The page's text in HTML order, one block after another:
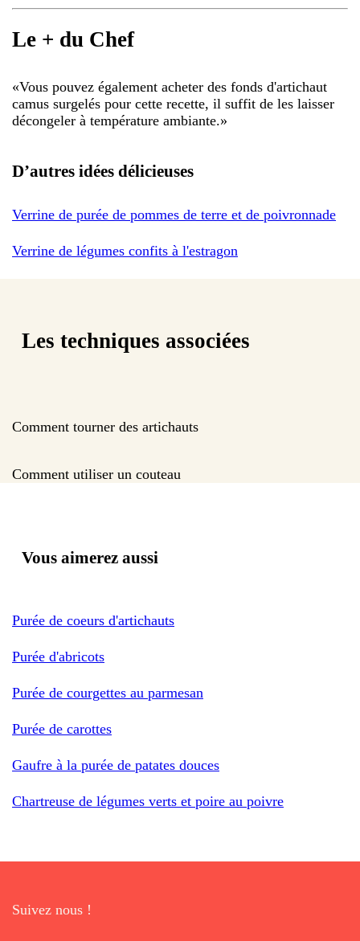
Le + du Chef
«Vous pouvez également acheter des fonds d'artichaut
camus surgelés pour cette recette, il suffit de les laisser
décongeler à température ambiante.»
D’autres idées délicieuses
Verrine de purée de pommes de terre et de poivronnade
Verrine de légumes confits à l'estragon
Les techniques associées
Comment tourner des artichauts
Comment utiliser un couteau
Vous aimerez aussi
Purée de coeurs d'artichauts
Purée d'abricots
Purée de courgettes au parmesan
Purée de carottes
Gaufre à la purée de patates douces
Chartreuse de légumes verts et poire au poivre
Suivez nous !